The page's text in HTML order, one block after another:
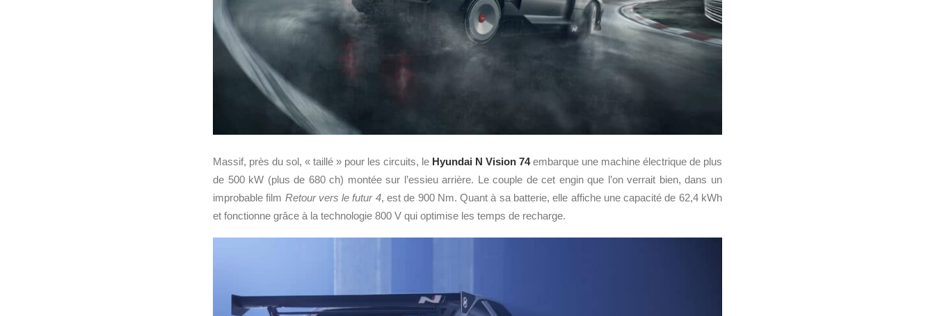
Massif, près du sol, « taillé » pour les circuits, le Hyundai N Vision 74embarque une machine électrique de plus
de 500 kW (plus de 680 ch) montée sur l’essieu arrière. Le couple de cet engin que l’on verrait bien, dans un
improbable film Retour vers le futur 4, est de 900 Nm. Quant à sa batterie, elle affiche une capacité de 62,4 kWh
et fonctionne grâce à la technologie 800 V qui optimise les temps de recharge.